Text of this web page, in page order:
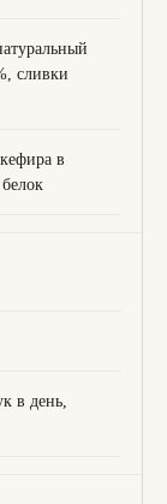
сливки
в
в день,